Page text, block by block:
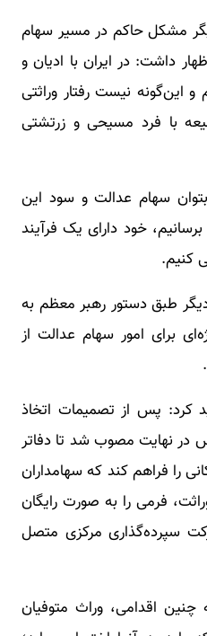
مشکل حاکم در مسیر سهام
داشت: در ایران با ادیان و
این‌گونه نیست رفتار وراثتی
با فرد مسیحی و زرتشتی
سهام عدالت و سود این
خود دارای یک فرآیند
کنیم.
طبق دستور رهبر معظم به
برای امور سهام عدالت از
کرد: پس از تصمیمات اتخاذ
در نهایت مصوب شد تا دفاتر
را فراهم کند که سهامداران
فرمی را به صورت رایگان
سپرده‌گذاری مرکزی متصل
اقدامی، وراث متوفیان